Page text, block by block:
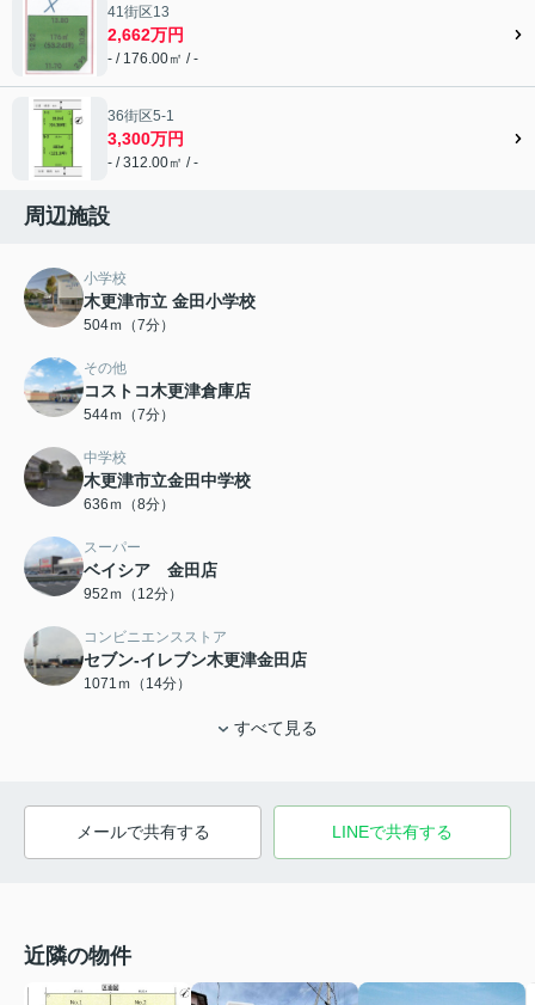
41街区13
2,662万円
- / 176.00㎡ / -
36街区5-1
3,300万円
- / 312.00㎡ / -
周辺施設
小学校
木更津市立 金田小学校
504ｍ（7分）
その他
コストコ木更津倉庫店
544ｍ（7分）
中学校
木更津市立金田中学校
636ｍ（8分）
スーパー
ベイシア 金田店
952ｍ（12分）
コンビニエンスストア
セブン-イレブン木更津金田店
1071ｍ（14分）
すべて見る
メールで共有する LINEで共有する
近隣の物件